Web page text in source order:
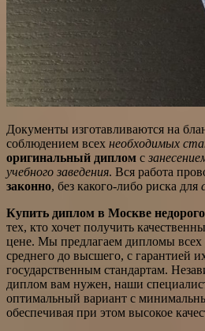
Документы изготавливаются на
соблюдением всех необходимых
оригинальный диплом с
учебного заведения. Вся работа
законно, без какого-либо риска для
Купить диплом в Москве недорого
тех, кто хочет получить
цене. Мы предлагаем дипломы всех
среднего до высшего, с гарантией
государственным стандартам.
диплом вам нужен, наши
оптимальный вариант с
обеспечивая при этом высокое